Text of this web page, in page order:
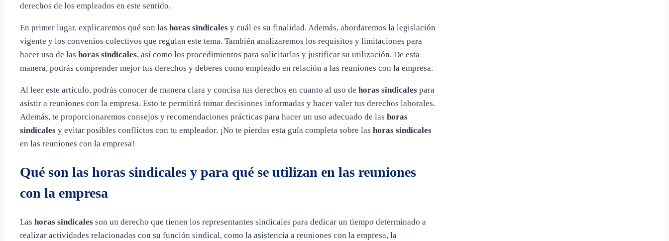
derechos de los empleados en este sentido.
En primer lugar, explicaremos qué son las horas sindicales y cuál es su finalidad. Además, abordaremos la legislación
vigente y los convenios colectivos que regulan este tema. También analizaremos los requisitos y limitaciones para
hacer uso de las horas sindicales, así como los procedimientos para solicitarlas y justificar su utilización. De esta
manera, podrás comprender mejor tus derechos y deberes como empleado en relación a las reuniones con la empresa.
Al leer este artículo, podrás conocer de manera clara y concisa tus derechos en cuanto al uso de horas sindicales para
asistir a reuniones con la empresa. Esto te permitirá tomar decisiones informadas y hacer valer tus derechos laborales.
Además, te proporcionaremos consejos y recomendaciones prácticas para hacer un uso adecuado de las horas
sindicales y evitar posibles conflictos con tu empleador. ¡No te pierdas esta guía completa sobre las horas sindicales
en las reuniones con la empresa!
Qué son las horas sindicales y para qué se utilizan en las reuniones
con la empresa
Las horas sindicales son un derecho que tienen los representantes sindicales para dedicar un tiempo determinado a
realizar actividades relacionadas con su función sindical, como la asistencia a reuniones con la empresa, la